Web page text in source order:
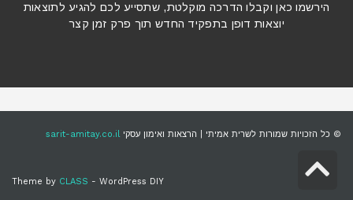
הירשמו כאן וקבלו הדרכה מוקלטת, שתסייע לכם להגיע לתוצאות
יוצאות דופן בתפקיד החדש תוך פרק זמן קצר
© כל הזכויות שמורות לשרית אמיתי | הרצאות ואימון עסקיsarit-amitay.co.il
Theme by CLASS - WordPress DIY
גלילה